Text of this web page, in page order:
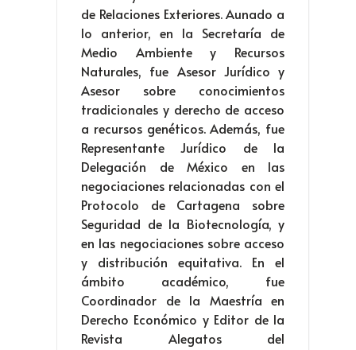
de Relaciones Exteriores. Aunado a
lo anterior, en la Secretaría de
Medio Ambiente y Recursos
Naturales, fue Asesor Jurídico y
Asesor sobre conocimientos
tradicionales y derecho de acceso
a recursos genéticos. Además, fue
Representante Jurídico de la
Delegación de México en las
negociaciones relacionadas con el
Protocolo de Cartagena sobre
Seguridad de la Biotecnología, y
en las negociaciones sobre acceso
y distribución equitativa. En el
ámbito académico, fue
Coordinador de la Maestría en
Derecho Económico y Editor de la
Revista Alegatos del